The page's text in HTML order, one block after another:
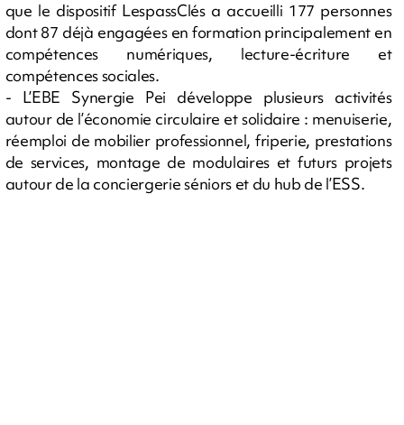
que le dispositif LespassClés a accueilli 177 personnes
dont 87 déjà engagées en formation principalement en
compétences numériques, lecture-écriture et
compétences sociales.
- L’EBE Synergie Pei développe plusieurs activités
autour de l’économie circulaire et solidaire : menuiserie,
réemploi de mobilier professionnel, friperie, prestations
de services, montage de modulaires et futurs projets
autour de la conciergerie séniors et du hub de l’ESS.